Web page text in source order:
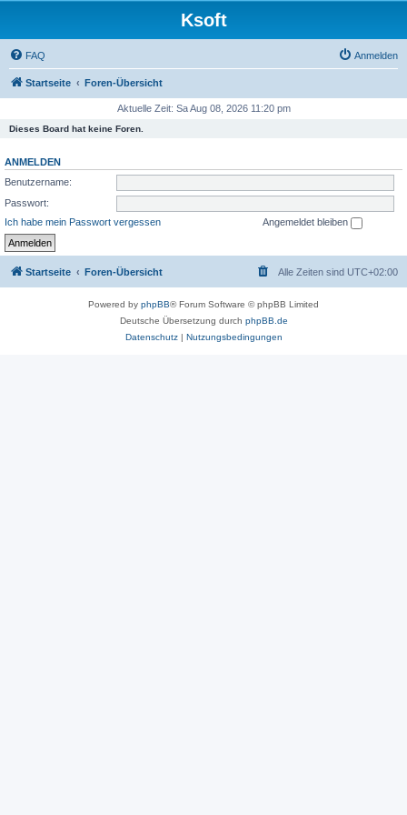
Ksoft
FAQ Anmelden
Startseite Foren-Übersicht
Aktuelle Zeit: Sa Aug 08, 2026 11:20 pm
Dieses Board hat keine Foren.
ANMELDEN
Benutzername:
Passwort:
Ich habe mein Passwort vergessen
Angemeldet bleiben
Startseite Foren-Übersicht Alle Zeiten sind UTC+02:00
Powered by phpBB® Forum Software © phpBB Limited
Deutsche Übersetzung durch phpBB.de
Datenschutz| Nutzungsbedingungen